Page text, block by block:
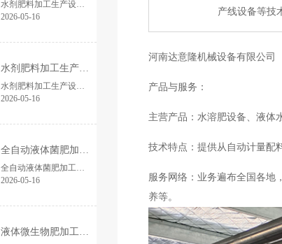
产线设备等技
河南达意隆机械设备有限公司
产品与服务：
主营产品：水溶肥设备、液体
技术特点：提供从自动计量配
服务网络：业务遍布全国各地
养等。
水剂肥料加工生产设备市场前景非常好、确定性强、增长快，是农资装备里近 5 年**稳健的高景气赛道之一，2026—2030 年仍将保持两位数增长。下面从市场规模、驱...
2026-05-16
水剂肥料加工生产设备厂家 3吨/时养殖场
水剂肥料加工生产设备简介 全自动水剂肥料成套生产设备，专业用于大量元素水溶肥、中微量元素肥、氨基酸水剂肥、腐植酸水剂肥、液体菌肥等各类液态肥料规模化生...
2026-05-16
全自动液体菌肥加工流水线设备 10吨桶装
全自动液体菌肥加工流水线设备 整套全自动液体菌肥加工流水线，专业用于液体微生物菌肥、水溶肥、氨基酸液肥、腐殖酸液体肥规模化生产，全程自动化连续作业，工艺成...
2026-05-16
液体微生物肥加工设备厂家（工厂定）液体菌